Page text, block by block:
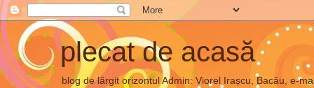
plecat de acasă
blog de lărgit orizontul Admin: Viorel Irașcu, Bacău, e-